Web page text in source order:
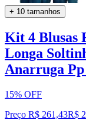
+ 10 tamanhos
Kit 4 Blusas
Longa
Anarruga Pp
15% OFF
Preço R$ 261,43R$